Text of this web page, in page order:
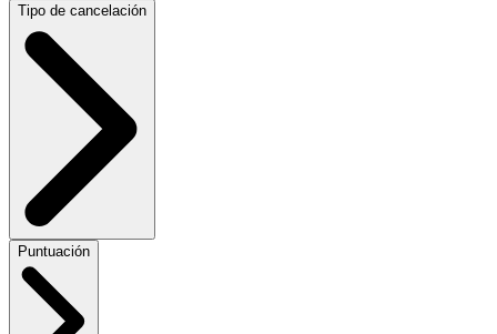
Tipo de cancelación
Puntuación